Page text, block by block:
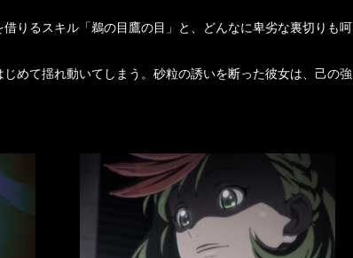
りるスキル「鵜の目鷹の目」と、どんなに卑劣な裏切りも呵
めて揺れ動いてしまう。砂粒の誘いを断った彼女は、己の強